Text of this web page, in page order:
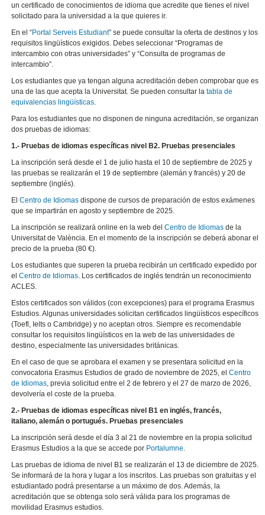
un certificado de conocimientos de idioma que acredite que tienes el nivel
solicitado para la universidad a la que quieres ir.
En el “Portal Serveis Estudiant” se puede consultar la oferta de destinos y los
requisitos lingüísticos exigidos. Debes seleccionar “Programas de
intercambio con otras universidades” y “Consulta de programas de
intercambio”.
Los estudiantes que ya tengan alguna acreditación deben comprobar que es
una de las que acepta la Universitat. Se pueden consultar latabla de
equivalencias lingüísticas.
Para los estudiantes que no disponen de ninguna acreditación, se organizan
dos pruebas de idiomas:
1.- Pruebas de idiomas específicas nivel B2. Pruebas presenciales
La inscripción será desde el 1 de julio hasta el 10 de septiembre de 2025 y
las pruebas se realizarán el 19 de septiembre (alemán y francés) y 20 de
septiembre (inglés).
ElCentro de Idiomas dispone de cursos de preparación de estos exámenes
que se impartirán en agosto y septiembre de 2025.
La inscripción se realizará online en la web delCentro de Idiomas de la
Universitat de València. En el momento de la inscripción se deberá abonar el
precio de la prueba (80 €).
Los estudiantes que superen la prueba recibirán un certificado expedido por
elCentro de Idiomas. Los certificados de inglés tendrán un reconocimiento
ACLES.
Estos certificados son válidos (con excepciones) para el programa Erasmus
Estudios. Algunas universidades solicitan certificados lingüísticos específicos
(Toefl, Ielts o Cambridge) y no aceptan otros. Siempre es recomendable
consultar los requisitos lingüísticos en la web de las universidades de
destino, especialmente las universidades británicas.
En el caso de que se aprobara el examen y se presentara solicitud en la
convocatoria Erasmus Estudios de grado de noviembre de 2025, elCentro
de Idiomas, previa solicitud entre el 2 de febrero y el 27 de marzo de 2026,
devolvería el coste de la prueba.
2.- Pruebas de idiomas específicas nivel B1 en inglés, francés,
italiano, alemán o portugués. Pruebas presenciales
La inscripción será desde el día 3 al 21 de noviembre en la propia solicitud
Erasmus Estudios a la que se accede por Portalumne.
Las pruebas de idioma de nivel B1 se realizarán el 13 de diciembre de 2025.
Se informará de la hora y lugar a los inscritos. Las pruebas son gratuitas y el
estudiantado podrá presentarse a un máximo de dos. Además, la
acreditación que se obtenga solo será válida para los programas de
movilidad Erasmus estudios.